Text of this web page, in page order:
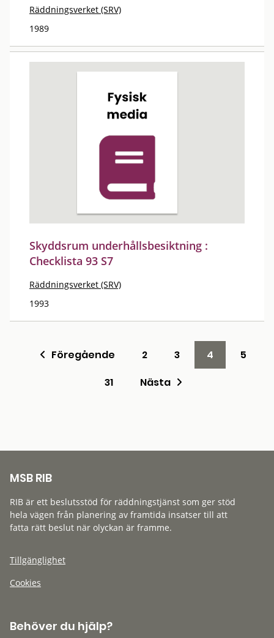
Räddningsverket (SRV)
1989
Skyddsrum underhållsbesiktning :
Checklista 93 S7
Räddningsverket (SRV)
1993
Föregående 2 3 4
5
31
Nästa
MSB RIB
RIB är ett beslutsstöd för räddningstjänst som ger stöd
hela vägen från planering av framtida insatser till att
fatta rätt beslut när olyckan är framme.
Tillgänglighet
Cookies
Behöver du hjälp?